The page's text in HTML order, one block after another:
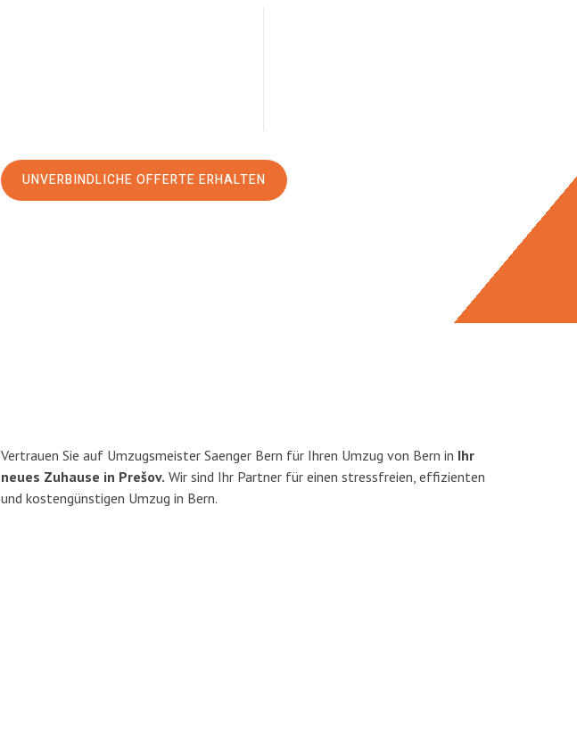
UNVERBINDLICHE OFFERTE ERHALTEN
Vertrauen Sie auf Umzugsmeister Saenger Bern für Ihren Umzug von Bern in Ihr
neues Zuhause in Prešov. Wir sind Ihr Partner für einen stressfreien, effizienten
und kostengünstigen Umzug in Bern.